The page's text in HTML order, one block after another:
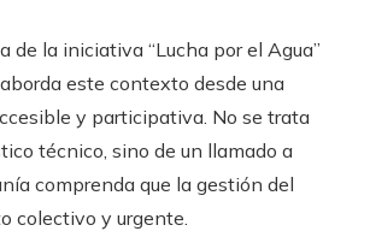
de la iniciativa “Lucha por el Agua”
este contexto desde una
y participativa. No se trata
técnico, sino de un llamado a
comprenda que la gestión del
colectivo y urgente.